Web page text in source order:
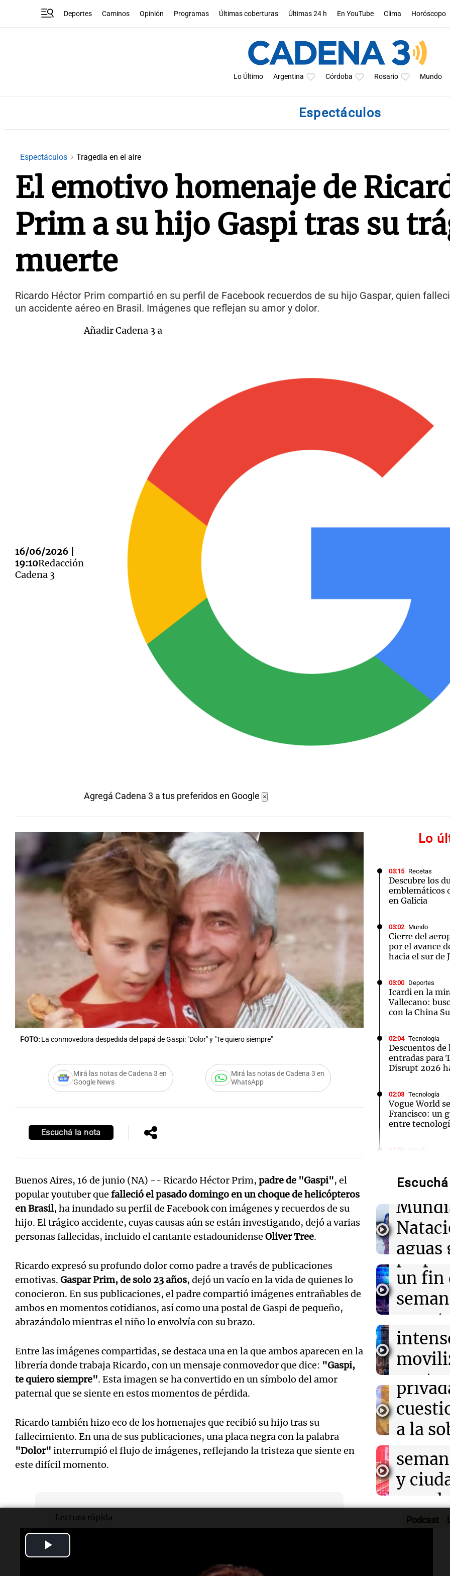
Deportes Caminos Opinión Programas Últimas coberturas Últimas 24 h En YouTube Clima Horóscopo
Lo Último Argentina Córdoba Rosario Mundo
Espectáculos
Espectáculos Tragedia en el aire
El emotivo homenaje de
Prim a su hijo Gaspi tras su
muerte
Ricardo Héctor Prim compartió en su perfil de Facebook recuerdos de su hijo Gaspar, quien
un accidente aéreo en Brasil. Imágenes que reflejan su amor y dolor.
16/06/2026 |
19:10Redacción
Cadena 3
Añadir Cadena 3 a
Agregá Cadena 3 a tus preferidos en Google ×
FOTO: La conmovedora despedida del papá de Gaspi: "Dolor" y "Te quiero siempre"
Mirá las notas de Cadena 3 en
Google News
Mirá las notas de Cadena 3 en
WhatsApp
Escuchá la nota
Buenos Aires, 16 de junio (NA) -- Ricardo Héctor Prim, padre de "Gaspi", el
popular youtuber que falleció el pasado domingo en un choque de helicópteros
en Brasil, ha inundado su perfil de Facebook con imágenes y recuerdos de su
hijo. El trágico accidente, cuyas causas aún se están investigando, dejó a varias
personas fallecidas, incluido el cantante estadounidense Oliver Tree.
Ricardo expresó su profundo dolor como padre a través de publicaciones
emotivas. Gaspar Prim, de solo 23 años, dejó un vacío en la vida de quienes lo
conocieron. En sus publicaciones, el padre compartió imágenes entrañables de
ambos en momentos cotidianos, así como una postal de Gaspi de pequeño,
abrazándolo mientras el niño lo envolvía con su brazo.
Entre las imágenes compartidas, se destaca una en la que ambos aparecen en la
librería donde trabaja Ricardo, con un mensaje conmovedor que dice: "Gaspi,
te quiero siempre". Esta imagen se ha convertido en un símbolo del amor
paternal que se siente en estos momentos de pérdida.
Ricardo también hizo eco de los homenajes que recibió su hijo tras su
fallecimiento. En una de sus publicaciones, una placa negra con la palabra
"Dolor" interrumpió el flujo de imágenes, reflejando la tristeza que siente en
este difícil momento.
Lectura rápida
Gaspi, cuyo nombre real era Gaspar Prim, era un youtuber
argentino que falleció a los 23 años en un accidente aéreo en Brasil.
Lo
03:15 Recetas
Descubre los
emblemáticos
en Galicia
03:02 Mundo
Cierre del
por el avance
hacia el sur de
03:00 Deportes
Icardi en la
Vallecano:
con la China
02:04 Tecnología
Descuentos
entradas para
Disrupt 2026
02:03 Tecnología
Vogue World
Francisco: un
entre
01:59 Mundo
establece
01:29 Ciencia
La
del trabajo en
estudio
Mundo
Tiroteo en
Tailandia:
ataque
La
modernización
efectos en los
Audio.
aguas
frente
Turno
Audio.
un fin
y
ley de
Panorama
Episodios
Audio.
Panorama
Episodios
Audio.
el
a la
digital
Panorama
Episodios
Audio.
un fin
y
Audio.
Audio.
Podcast
Notas
Mundial 2026 La Sole en Cadena 3 Cadena 3